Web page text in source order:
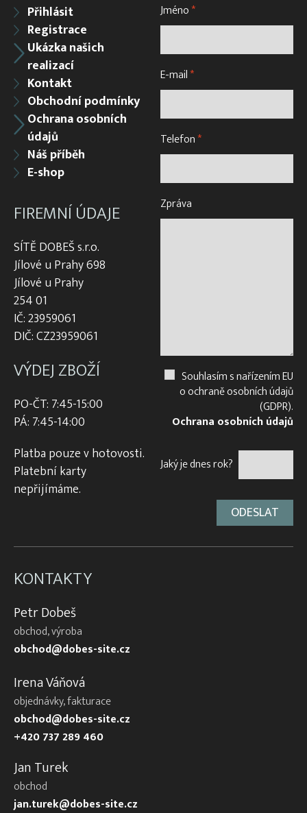
Přihlásit
Registrace
Ukázka našich
realizací
Kontakt
Obchodní podmínky
Ochrana osobních
údajů
Náš příběh
E-shop
FIREMNÍ ÚDAJE
SÍTĚ DOBEŠ s.r.o.
Jílové u Prahy 698
Jílové u Prahy
254 01
IČ: 23959061
DIČ: CZ23959061
VÝDEJ ZBOŽÍ
PO-ČT: 7:45-15:00
PÁ: 7:45-14:00
Platba pouze v hotovosti.
Platební karty
nepřijímáme.
Jméno*
E-mail*
Telefon*
Zpráva
Souhlasím s nařízením EU
o ochraně osobních údajů
(GDPR).
Ochrana osobních údajů
Jaký je dnes rok?
KONTAKTY
Petr Dobeš
obchod, výroba
obchod@dobes-site.cz
Irena Váňová
objednávky, fakturace
obchod@dobes-site.cz
+420 737 289 460
Jan Turek
obchod
jan.turek@dobes-site.cz